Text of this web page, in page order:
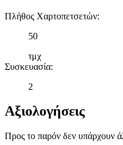
Πλήθος Χαρτοπετσετών:
50
τμχ
Συσκευασία:
2
Αξιολογήσεις
Προς το παρόν δεν υπάρχουν